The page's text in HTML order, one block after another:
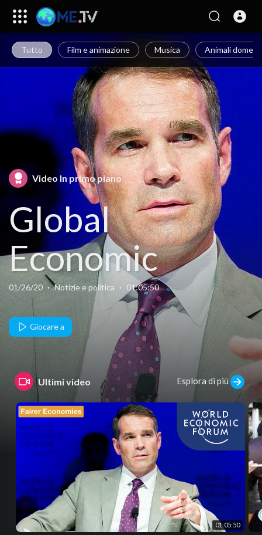
Tutto Film e animazione Musica Animali
Video In primo piano
Global
Economic
Outlook |
DAVOS 2020
01/26/20 · Notizie e politica · 01:05:50
Giocare a
Ultimi video Esplora di più
01:05:50